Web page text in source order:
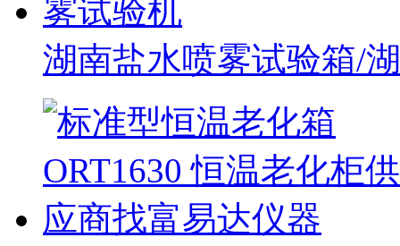
湖南盐水喷雾试验箱/